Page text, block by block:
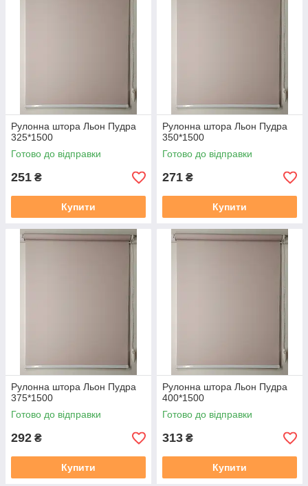
Як самому встановити штори дивіться за посиланням:
Рулонна штора Льон Пудра
325*1500
Готово до відправки
251 ₴
Купити
Рулонна штора Льон Пудра
350*1500
Готово до відправки
271 ₴
Купити
Рулонна штора Льон Пудра
375*1500
Готово до відправки
292 ₴
Купити
Рулонна штора Льон Пудра
400*1500
Готово до відправки
313 ₴
Купити